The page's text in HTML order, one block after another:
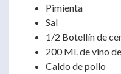
Pimienta
Sal
1/2 Botellín de
200 Ml. de vino
Caldo de pollo